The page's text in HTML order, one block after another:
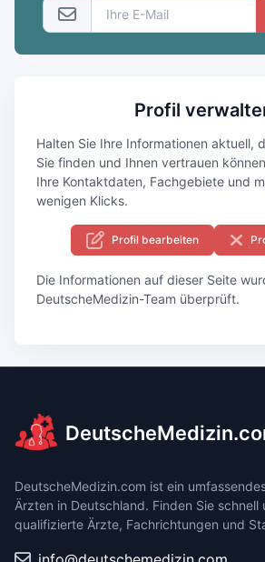
Profil
Halten Sie Ihre Informationen aktuell,
Sie finden und Ihnen vertrauen
Ihre Kontaktdaten, Fachgebiete und
wenigen Klicks.
Profil bearbeiten
Die Informationen auf dieser Seite
DeutscheMedizin-Team überprüft.
DeutscheMedizin.com ist ein
Ärzten in Deutschland. Finden Sie schnell
qualifizierte Ärzte, Fachrichtungen und